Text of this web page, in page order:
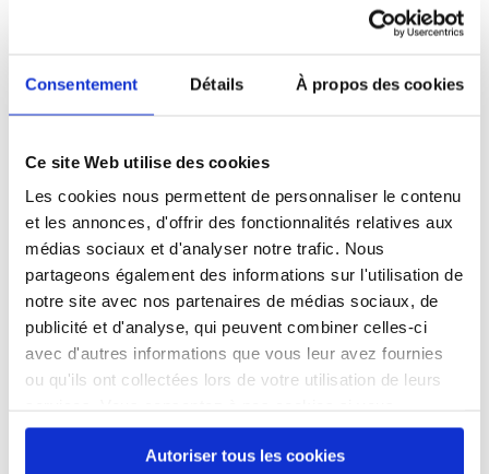
Consentement Détails À propos des cookies
Ce site Web utilise des cookies
Les cookies nous permettent de personnaliser le contenu
et les annonces, d'offrir des fonctionnalités relatives aux
médias sociaux et d'analyser notre trafic. Nous
partageons également des informations sur l'utilisation de
notre site avec nos partenaires de médias sociaux, de
publicité et d'analyse, qui peuvent combiner celles-ci
avec d'autres informations que vous leur avez fournies
ou qu'ils ont collectées lors de votre utilisation de leurs
continuez à utiliser notre site Web.
Autoriser tous les cookies
Profil du
candidat
Qualifications et diplômes :
Profil recherché :
Expérience :
Processus
de